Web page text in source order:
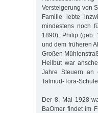
Versteigerung von
Familie lebte
mindestens noch
1890), Philip (geb.
und dem früheren
Großen
Heilbut war
Jahre Steuern an
Talmud-Tora-
Der 8. Mai 1928
BaOmer findet im